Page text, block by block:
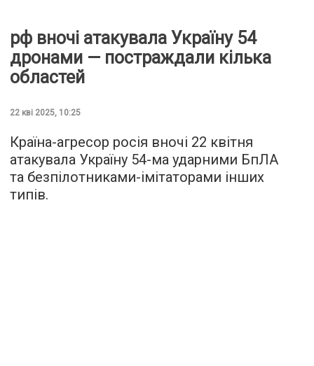
рф вночі атакувала Україну 54
дронами — постраждали кілька
областей
22 кві 2025, 10:25
Країна-агресор росія вночі 22 квітня
атакувала Україну 54-ма ударними БпЛА
та безпілотниками-імітаторами інших
типів.